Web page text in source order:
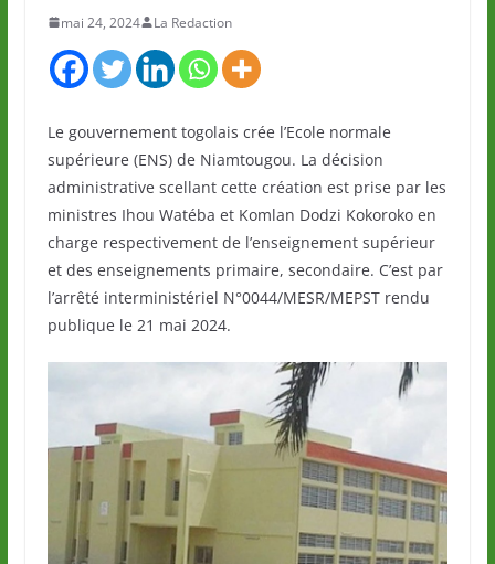
mai 24, 2024 La Redaction
Le gouvernement togolais crée l’Ecole normale
supérieure (ENS) de Niamtougou. La décision
administrative scellant cette création est prise par les
ministres Ihou Watéba et Komlan Dodzi Kokoroko en
charge respectivement de l’enseignement supérieur
et des enseignements primaire, secondaire. C’est par
l’arrêté interministériel N°0044/MESR/MEPST rendu
publique le 21 mai 2024.